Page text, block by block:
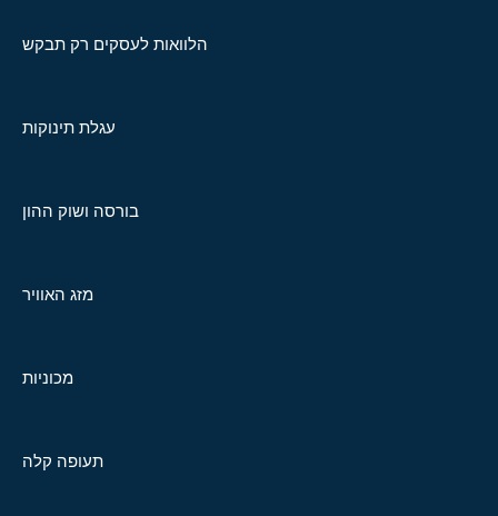
הלוואות לעסקים רק תבקש
עגלת תינוקות
בורסה ושוק ההון
מזג האוויר
מכוניות
תעופה קלה